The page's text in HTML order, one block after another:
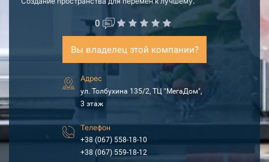
0
Вы владелец этой компании?
Адрес
ул. Толбухина 135/2, ТЦ "МегаДом",
3 этаж
Телефон
+38 (067) 558-18-10
+38 (067) 559-18-12